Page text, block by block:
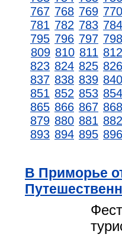
767 768 769 770
781 782 783 784
795 796 797 798
809 810 811 812
823 824 825 826
837 838 839 840
851 852 853 854
865 866 867 868
879 880 881 882
893 894 895 896
В Приморье